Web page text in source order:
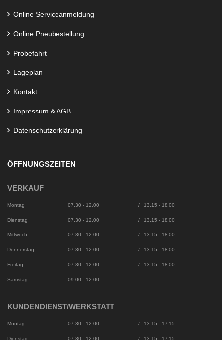
Online Serviceanmeldung
Online Pneubestellung
Probefahrt
Lageplan
Kontakt
Impressum & AGB
Datenschutzerklärung
ÖFFNUNGSZEITEN
VERKAUF
Montag 07.30 - 12.00 / 13.15 - 18.00
Dienstag 07.30 - 12.00 / 13.15 - 18.00
Mittwoch 07.30 - 12.00 / 13.15 - 18.00
Donnerstag 07.30 - 12.00 / 13.15 - 18.00
Freitag 07.30 - 12.00 / 13.15 - 18.00
Samstag 09.00 - 12.00
KUNDENDIENST/WERKSTATT
Montag 07.30 - 12.00 / 13.15 - 17.15
Dienstag 07.30 - 12.00 / 13.15 - 17.15